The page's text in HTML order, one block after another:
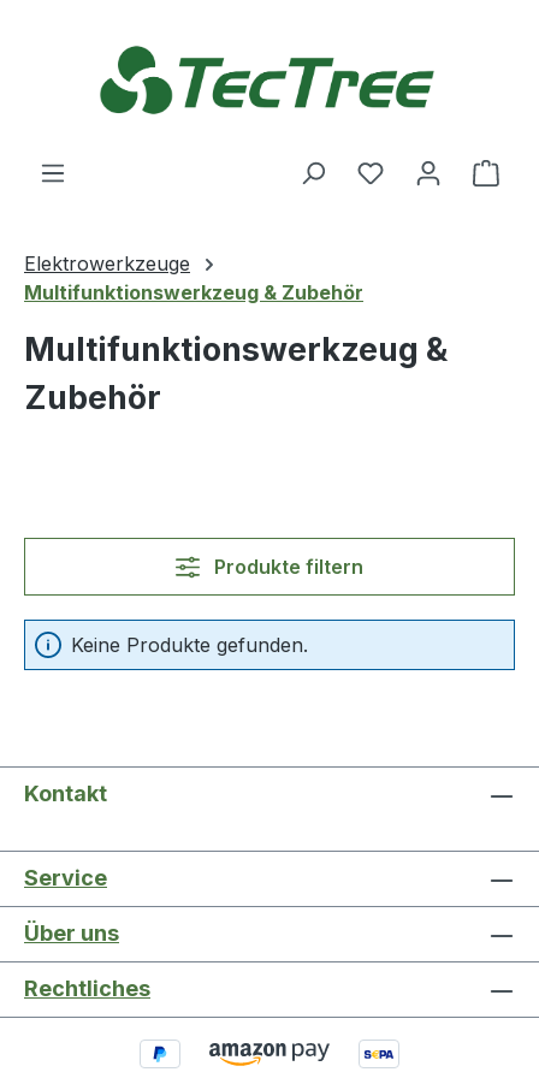
Du hast 0
Elektrowerkzeuge
Multifunktionswerkzeug & Zubehör
Multifunktionswerkzeug &
Zubehör
Produkte filtern
Keine Produkte gefunden.
Kontakt
Service
Über uns
Rechtliches